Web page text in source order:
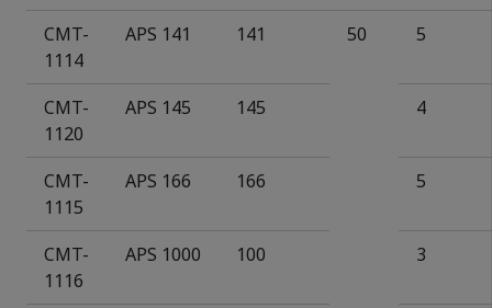
CMT-
1114
APS 141 141 50 5
CMT-
1120
APS 145 145 4
CMT-
1115
APS 166 166 5
CMT-
1116
APS 1000 100 3